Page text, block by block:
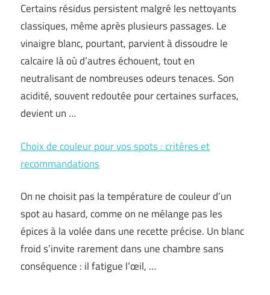
Certains résidus persistent malgré les nettoyants
classiques, même après plusieurs passages. Le
vinaigre blanc, pourtant, parvient à dissoudre le
calcaire là où d’autres échouent, tout en
neutralisant de nombreuses odeurs tenaces. Son
acidité, souvent redoutée pour certaines surfaces,
devient un …
Choix de couleur pour vos spots : critères et
recommandations
On ne choisit pas la température de couleur d’un
spot au hasard, comme on ne mélange pas les
épices à la volée dans une recette précise. Un blanc
froid s’invite rarement dans une chambre sans
conséquence : il fatigue l’œil, …